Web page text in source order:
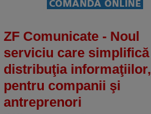
ZF Comunicate - Noul
serviciu care simplifică
distribuţia informaţiilor,
pentru companii şi
antreprenori